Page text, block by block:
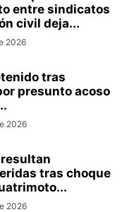
entre sindicatos
civil deja...
2026
tras
presunto acoso
2026
tras choque
2026